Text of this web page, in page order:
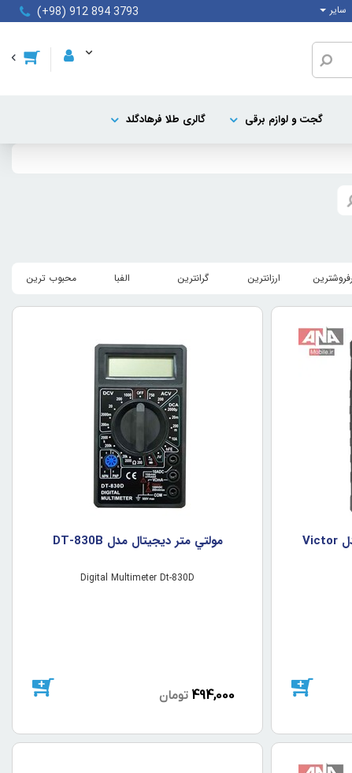
سایر (+98) 912 894 3793
گجت و لوازم برقی گالری طلا فرهادگلد
ارزانترین گرانترین الفبا محبوب ترین
مولتي متر ديجيتال ويکتور مدل Victor
مولتي متر ديجيتال مدل DT-830B
Digital Multimeter Dt-830D
494,000 تومان